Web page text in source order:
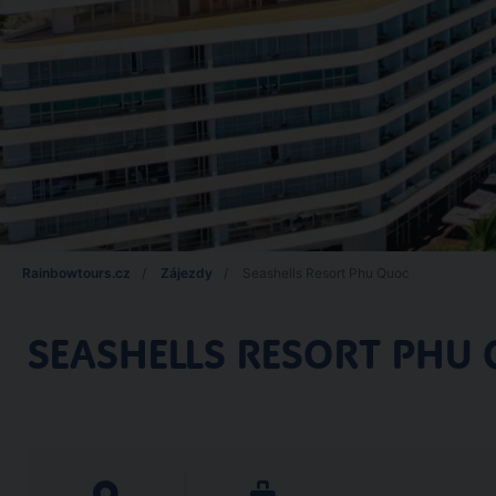
Rainbowtours.cz Zájezdy
SEASHELLS RESORT PHU